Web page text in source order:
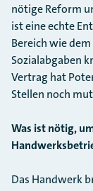
nötige Reform
ist eine echte
Bereich wie
Sozialabgaben
Vertrag hat
Stellen noch
Was ist nötig,
Das Handwerk